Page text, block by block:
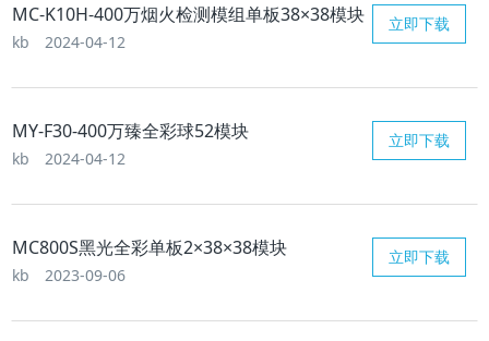
立即下载
MC-K10H-400万烟火检测模组单板38×38模块
kb 2024-04-12
立即下载
MY-F30-400万臻全彩球52模块
kb 2024-04-12
立即下载
MC800S黑光全彩单板2×38×38模块
kb 2023-09-06